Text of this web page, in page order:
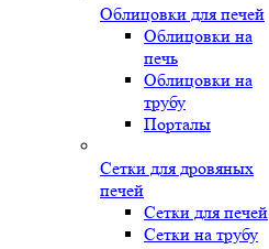
Облицовки для печей
Облицовки на
печь
Облицовки на
трубу
Порталы
Сетки для дровяных
печей
Сетки для печей
Сетки на трубу